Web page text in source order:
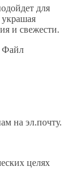
для
и свежести.
Файл
на эл.почту.
целях